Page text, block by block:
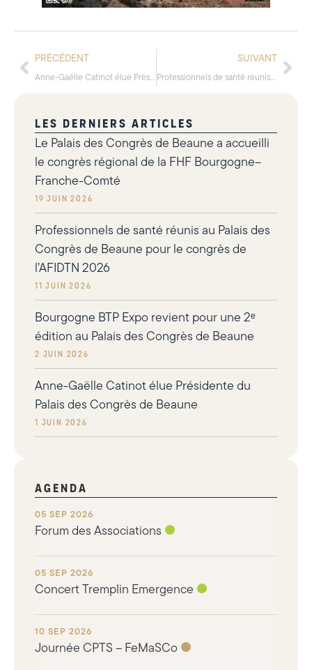
PRÉCÉDENT
Anne-Gaëlle Catinot élue Présidente du Palais des Congrès de Beaune
SUIVANT
Professionnels de santé réunis au Palais des Congrès de Beaune pour le congrès de l’AFIDTN 2026
LES DERNIERS ARTICLES
Le Palais des Congrès de Beaune a accueilli
le congrès régional de la FHF Bourgogne–
Franche-Comté
19 juin 2026
Professionnels de santé réunis au Palais des
Congrès de Beaune pour le congrès de
l’AFIDTN 2026
11 juin 2026
Bourgogne BTP Expo revient pour une 2ᵉ
édition au Palais des Congrès de Beaune
2 juin 2026
Anne-Gaëlle Catinot élue Présidente du
Palais des Congrès de Beaune
1 juin 2026
AGENDA
05 SEP 2026
Forum des Associations
05 SEP 2026
Concert Tremplin Emergence
10 SEP 2026
Journée CPTS – FeMaSCo